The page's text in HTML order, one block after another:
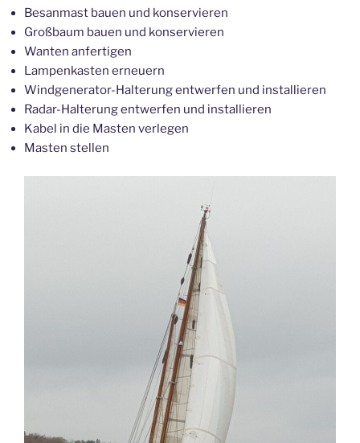
Besanmast bauen und konservieren
Großbaum bauen und konservieren
Wanten anfertigen
Lampenkasten erneuern
Windgenerator-Halterung entwerfen und installieren
Radar-Halterung entwerfen und installieren
Kabel in die Masten verlegen
Masten stellen